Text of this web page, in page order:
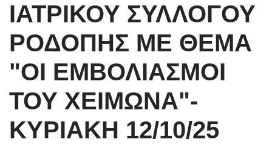
ΙΑΤΡΙΚΟΥ ΣΥΛΛΟΓΟΥ
ΡΟΔΟΠΗΣ ΜΕ ΘΕΜΑ
"ΟΙ ΕΜΒΟΛΙΑΣΜΟΙ
ΤΟΥ ΧΕΙΜΩΝΑ"-
ΚΥΡΙΑΚΗ 12/10/25